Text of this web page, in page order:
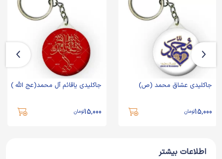
جاکلیدی عشاق محمد (ص)
15,000تومان
جاکلیدی یاقائم آل محمد(عج الله )
15,000تومان
اطلاعات بیشتر